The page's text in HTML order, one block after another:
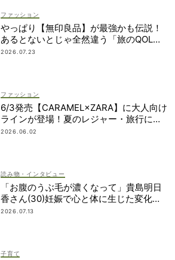
ファッション
やっぱり【無印良品】が最強かも伝説！
あるとないとじゃ全然違う「旅のQOL爆
上げアイテム」
2026.07.23
ファッション
6/3発売【CARAMEL×ZARA】に大人向け
ラインが登場！夏のレジャー・旅行にも
おすすめ
2026.06.02
読み物・インタビュー
「お腹のうぶ毛が濃くなって」貴島明日
香さん(30)妊娠で心と体に生じた変化も
「愛しいです」
2026.07.13
子育て